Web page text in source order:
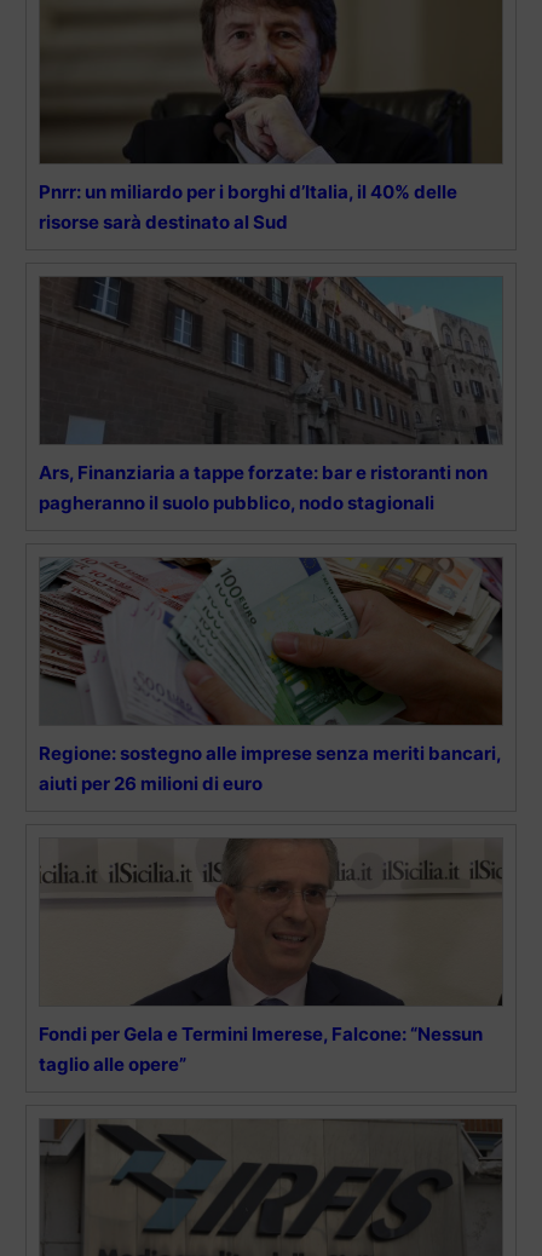
Pnrr: un miliardo per i borghi d’Italia, il 40% delle
risorse sarà destinato al Sud
Ars, Finanziaria a tappe forzate: bar e ristoranti non
pagheranno il suolo pubblico, nodo stagionali
Regione: sostegno alle imprese senza meriti bancari,
aiuti per 26 milioni di euro
Fondi per Gela e Termini Imerese, Falcone: “Nessun
taglio alle opere”